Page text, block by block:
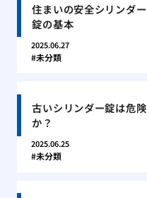
住まいの安全シリンダー
錠の基本
2025.06.27
未分類
古いシリンダー錠は危険
か？
2025.06.25
未分類